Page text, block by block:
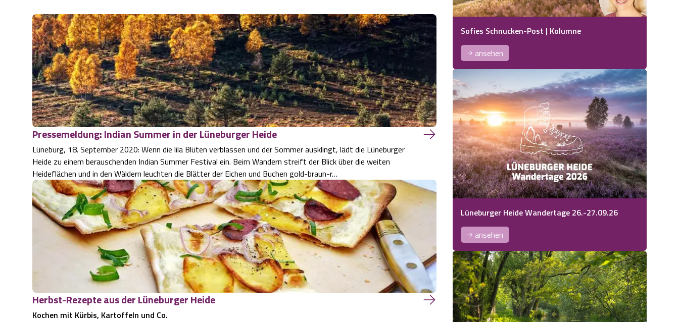
Pressemeldung: Indian Summer in der Lüneburger Heide
Lüneburg, 18. September 2020: Wenn die lila Blüten verblassen und der Sommer ausklingt, lädt die Lüneburger
Heide zu einem berauschenden Indian Summer Festival ein. Beim Wandern streift der Blick über die weiten
Heideflächen und in den Wäldern leuchten die Blätter der Eichen und Buchen gold-braun-r…
Herbst-Rezepte aus der Lüneburger Heide
Kochen mit Kürbis, Kartoffeln und Co.
Sofies Schnucken-Post | Kolumne
ansehen
Lüneburger Heide Wandertage 26.-27.09.26
ansehen